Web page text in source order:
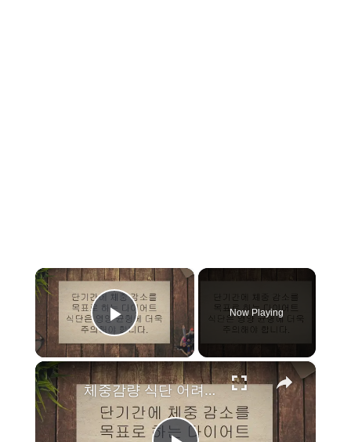
×
Play Video
Now Playing
×
체중감량 식단 어려움 없이 다이어트 성공하기